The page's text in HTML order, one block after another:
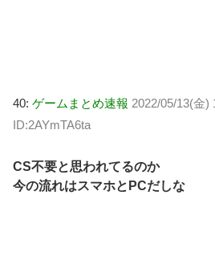
40: ゲームまとめ速報 2022/05/13(金)
ID:2AYmTA6ta
CS不要と思われてるのか
今の流れはスマホとPCだしな